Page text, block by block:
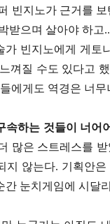
빈지노가 근거를 보
받으며 살아야 하고
빈지노에게 게토
껴질 수도 있다고
에게도 역경은 너
속하는 것들이 너어
많은 스트레스를
지 않는다. 기획안
간 눈치게임에 시달